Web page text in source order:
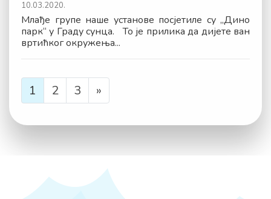
10.03.2020.
Млађе групе наше установе посјетиле су „Дино
парк“ у Граду сунца. То је прилика да дијете ван
вртићког окружења...
1 2 3 »